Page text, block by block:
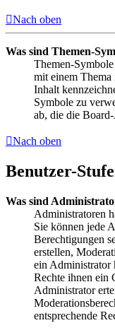
Nach oben
Was sind Themen-
Themen-
mit einem Thema
Inhalt
Symbole zu
ab, die die
Nach oben
Benutzer-
Was sind
Administratoren
Sie können jede
Berechtigungen
erstellen,
ein Administrator
Rechte ihnen ein
Administrator
entsprechende